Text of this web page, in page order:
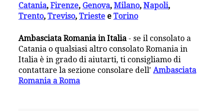
Catania,Firenze, Genova,Milano,Napoli,
Trento,Treviso,Trieste eTorino
Ambasciata Romania in Italia- se il consolato a
Catania o qualsiasi altro consolato Romania in
Italia è in grado di aiutarti, ti consigliamo di
contattare la sezione consolare dell'Ambasciata
Romania a Roma